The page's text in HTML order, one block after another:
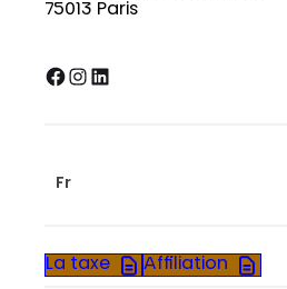
75013 Paris
Facebook InstagramLinkedIn
Fr
La taxe Affiliation